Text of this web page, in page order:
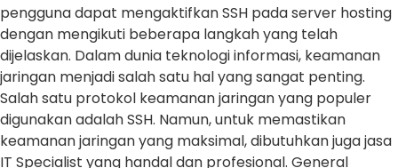
pengguna dapat mengaktifkan SSH pada server hosting
dengan mengikuti beberapa langkah yang telah
dijelaskan. Dalam dunia teknologi informasi, keamanan
jaringan menjadi salah satu hal yang sangat penting.
Salah satu protokol keamanan jaringan yang populer
digunakan adalah SSH. Namun, untuk memastikan
keamanan jaringan yang maksimal, dibutuhkan juga jasa
IT Specialist yang handal dan profesional. General